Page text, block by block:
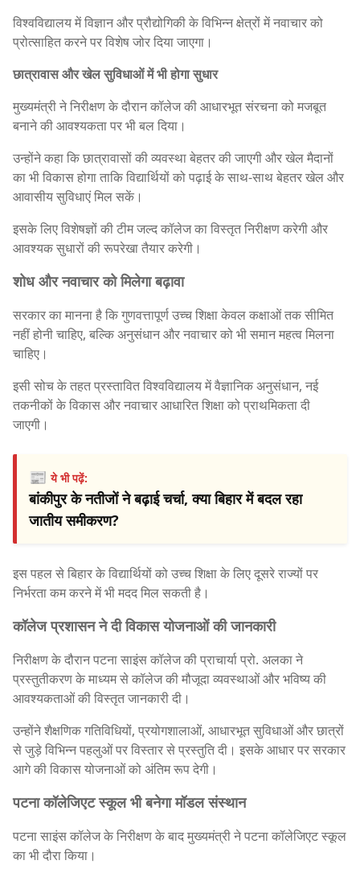
विश्वविद्यालय में विज्ञान और प्रौद्योगिकी के विभिन्न क्षेत्रों में नवाचार को
प्रोत्साहित करने पर विशेष जोर दिया जाएगा।
छात्रावास और खेल सुविधाओं में भी होगा सुधार
मुख्यमंत्री ने निरीक्षण के दौरान कॉलेज की आधारभूत संरचना को मजबूत
बनाने की आवश्यकता पर भी बल दिया।
उन्होंने कहा कि छात्रावासों की व्यवस्था बेहतर की जाएगी और खेल मैदानों
का भी विकास होगा ताकि विद्यार्थियों को पढ़ाई के साथ-साथ बेहतर खेल और
आवासीय सुविधाएं मिल सकें।
इसके लिए विशेषज्ञों की टीम जल्द कॉलेज का विस्तृत निरीक्षण करेगी और
आवश्यक सुधारों की रूपरेखा तैयार करेगी।
शोध और नवाचार को मिलेगा बढ़ावा
सरकार का मानना है कि गुणवत्तापूर्ण उच्च शिक्षा केवल कक्षाओं तक सीमित
नहीं होनी चाहिए, बल्कि अनुसंधान और नवाचार को भी समान महत्व मिलना
चाहिए।
इसी सोच के तहत प्रस्तावित विश्वविद्यालय में वैज्ञानिक अनुसंधान, नई
तकनीकों के विकास और नवाचार आधारित शिक्षा को प्राथमिकता दी
जाएगी।
📰ये भी पढ़ें:
बांकीपुर के नतीजों ने बढ़ाई चर्चा, क्या बिहार में बदल रहा
जातीय समीकरण?
इस पहल से बिहार के विद्यार्थियों को उच्च शिक्षा के लिए दूसरे राज्यों पर
निर्भरता कम करने में भी मदद मिल सकती है।
कॉलेज प्रशासन ने दी विकास योजनाओं की जानकारी
निरीक्षण के दौरान पटना साइंस कॉलेज की प्राचार्या प्रो. अलका ने
प्रस्तुतीकरण के माध्यम से कॉलेज की मौजूदा व्यवस्थाओं और भविष्य की
आवश्यकताओं की विस्तृत जानकारी दी।
उन्होंने शैक्षणिक गतिविधियों, प्रयोगशालाओं, आधारभूत सुविधाओं और छात्रों
से जुड़े विभिन्न पहलुओं पर विस्तार से प्रस्तुति दी। इसके आधार पर सरकार
आगे की विकास योजनाओं को अंतिम रूप देगी।
पटना कॉलेजिएट स्कूल भी बनेगा मॉडल संस्थान
पटना साइंस कॉलेज के निरीक्षण के बाद मुख्यमंत्री ने पटना कॉलेजिएट स्कूल
का भी दौरा किया।